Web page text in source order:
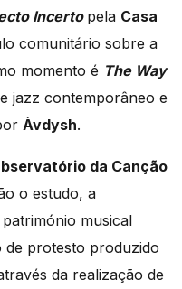
Incertopela Casa
comunitário sobre a
momento é The Way
jazz contemporâneo e
Àvdysh.
da Canção
o estudo, a
musical
de protesto produzido
da realização de